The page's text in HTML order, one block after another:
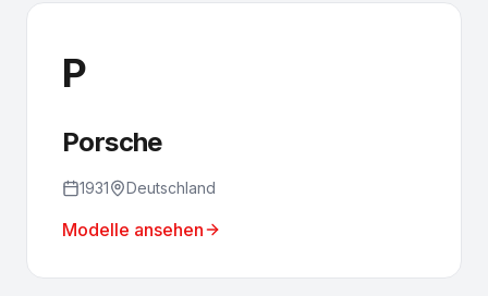
P
Porsche
1931 Deutschland
Modelle ansehen